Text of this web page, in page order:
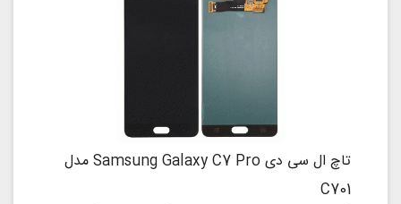
تاچ ال سی دی Samsung Galaxy C7 Pro مدل
C701